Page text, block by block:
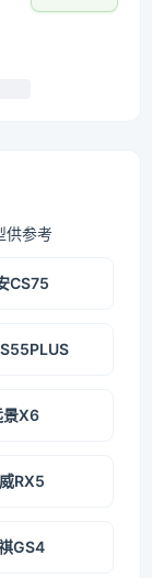
供参考
CS75
景X6
RX5
GS4